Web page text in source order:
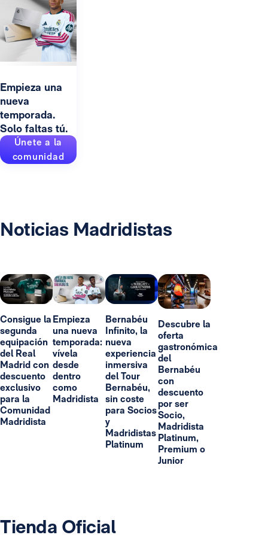
Empieza una
nueva
temporada.
Solo faltas tú.
Únete a la
comunidad
Noticias Madridistas
Consigue la
segunda
equipación
del Real
Madrid con
descuento
exclusivo
para la
Comunidad
Madridista
Empieza
una nueva
temporada:
vívela
desde
dentro
como
Madridista
Bernabéu
Infinito, la
nueva
experiencia
inmersiva
del Tour
Bernabéu,
sin coste
para Socios
y
Madridistas
Platinum
Descubre la
oferta
gastronómica
del
Bernabéu
con
descuento
por ser
Socio,
Madridista
Platinum,
Premium o
Junior
Tienda Oficial